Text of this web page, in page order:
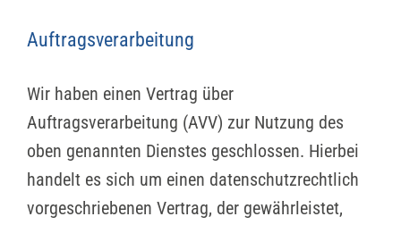
Auftragsverarbeitung
Wir haben einen Vertrag über
Auftragsverarbeitung (AVV) zur Nutzung des
oben genannten Dienstes geschlossen. Hierbei
handelt es sich um einen datenschutzrechtlich
vorgeschriebenen Vertrag, der gewährleistet,